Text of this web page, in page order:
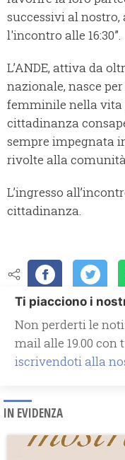
successivi al
l'incontro alle 16:30”.
L’ANDE, attiva da
nazionale, nasce
femminile nella vita
cittadinanza
sempre impegnata
rivolte alla
L’ingresso
cittadinanza.
Ti piacciono i
Non perderti le
mail alle 19.00
iscrivendoti alla
IN EVIDENZA